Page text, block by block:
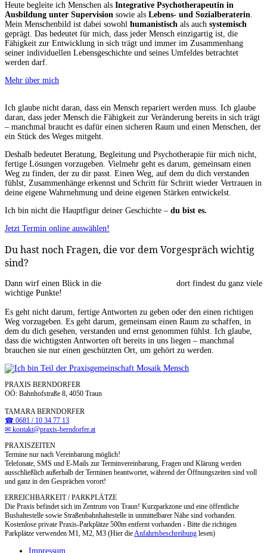
Heute begleite ich Menschen als Integrative Psychotherapeutin in
Ausbildung unter Supervision sowie als Lebens- und Sozialberaterin.
Mein Menschenbild ist dabei sowohl humanistisch als auch systemisch
geprägt. Das bedeutet für mich, dass jeder Mensch einzigartig ist, die
Fähigkeit zur Entwicklung in sich trägt und immer im Zusammenhang
seiner individuellen Lebensgeschichte und seines Umfeldes betrachtet
werden darf.
Mehr über mich
Ich glaube nicht daran, dass ein Mensch repariert werden muss. Ich glaube
daran, dass jeder Mensch die Fähigkeit zur Veränderung bereits in sich trägt
– manchmal braucht es dafür einen sicheren Raum und einen Menschen, der
ein Stück des Weges mitgeht.
Deshalb bedeutet Beratung, Begleitung und Psychotherapie für mich nicht,
fertige Lösungen vorzugeben. Vielmehr geht es darum, gemeinsam einen
Weg zu finden, der zu dir passt. Einen Weg, auf dem du dich verstanden
fühlst, Zusammenhänge erkennst und Schritt für Schritt wieder Vertrauen in
deine eigene Wahrnehmung und deine eigenen Stärken entwickelst.
Ich bin nicht die Hauptfigur deiner Geschichte – du bist es.
Jetzt Termin online auswählen!
Du hast noch Fragen, die vor dem Vorgespräch wichtig
sind?
Dann wirf einen Blick in die
dort findest du ganz viele
wichtige Punkte!
Es geht nicht darum, fertige Antworten zu geben oder den einen richtigen
Weg vorzugeben. Es geht darum, gemeinsam einen Raum zu schaffen, in
dem du dich gesehen, verstanden und ernst genommen fühlst. Ich glaube,
dass die wichtigsten Antworten oft bereits in uns liegen – manchmal
brauchen sie nur einen geschützten Ort, um gehört zu werden.
PRAXIS BERNDORFER
OÖ: Bahnhofstraße 8, 4050 Traun
TAMARA BERNDORFER
☎ 0681 / 10 34 77 13
✉ kontakt@praxis-berndorfer.at
PRAXISZEITEN
Termine nur nach Vereinbarung möglich!
Telefonate, SMS und E-Mails zur Terminvereinbarung, Fragen und Klärung werden
ausschließlich außerhalb der Terminen beantwortet, während der Öffnungszeiten sind voll
und ganz in den Gesprächen vorort!
ERREICHBARKEIT / PARKPLÄTZE
Die Praxis befindet sich im Zentrum von Traun! Kurzparkzone und eine öffentliche
Bushaltestelle sowie Straßenbahnhaltestelle in unmittelbarer Nähe sind vorhanden.
Kostenlose private Praxis-Parkplätze 500m entfernt vorhanden - Bitte die richtigen
Parkplätze verwenden M1, M2, M3 (Hier dieAnfahrtsbeschreibung lesen)
Impressum